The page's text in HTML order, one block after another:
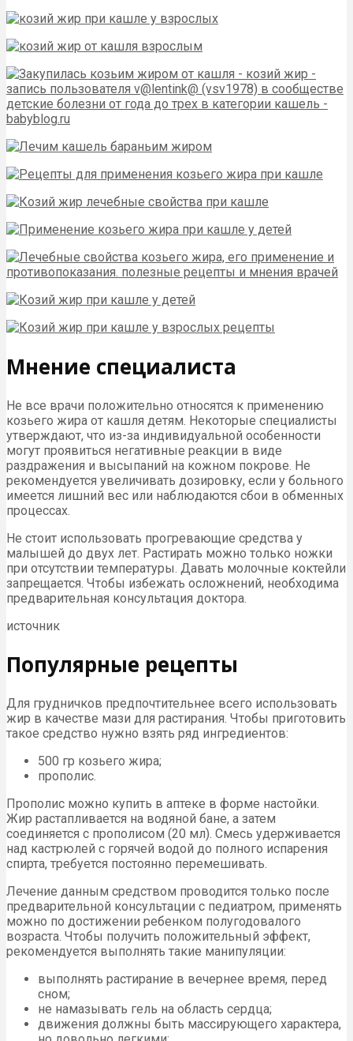
Мнение специалиста
Не все врачи положительно относятся к применению
козьего жира от кашля детям. Некоторые специалисты
утверждают, что из-за индивидуальной особенности
могут проявиться негативные реакции в виде
раздражения и высыпаний на кожном покрове. Не
рекомендуется увеличивать дозировку, если у больного
имеется лишний вес или наблюдаются сбои в обменных
процессах.
Не стоит использовать прогревающие средства у
малышей до двух лет. Растирать можно только ножки
при отсутствии температуры. Давать молочные коктейли
запрещается. Чтобы избежать осложнений, необходима
предварительная консультация доктора.
источник
Популярные рецепты
Для грудничков предпочтительнее всего использовать
жир в качестве мази для растирания. Чтобы приготовить
такое средство нужно взять ряд ингредиентов:
500 гр козьего жира;
прополис.
Прополис можно купить в аптеке в форме настойки.
Жир растапливается на водяной бане, а затем
соединяется с прополисом (20 мл). Смесь удерживается
над кастрюлей с горячей водой до полного испарения
спирта, требуется постоянно перемешивать.
Лечение данным средством проводится только после
предварительной консультации с педиатром, применять
можно по достижении ребенком полугодовалого
возраста. Чтобы получить положительный эффект,
рекомендуется выполнять такие манипуляции:
выполнять растирание в вечернее время, перед
сном;
не намазывать гель на область сердца;
движения должны быть массирующего характера,